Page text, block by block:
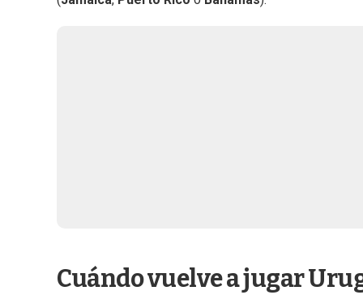
Cuándo vuelve a jugar